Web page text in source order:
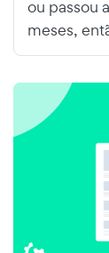
ou passou
meses,